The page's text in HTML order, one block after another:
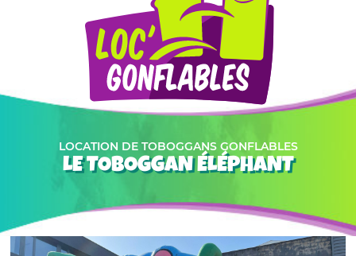
LOCATION DE TOBOGGANS GONFLABLES
LE TOBOGGAN ÉLÉPHANT